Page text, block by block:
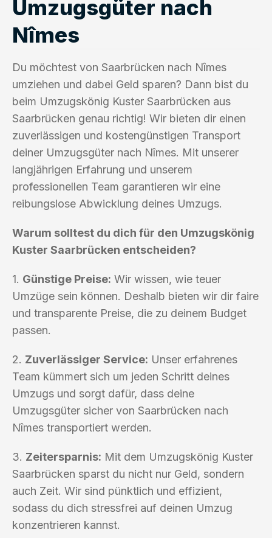
Umzugsgüter nach
Nîmes
Du möchtest von Saarbrücken nach Nîmes
umziehen und dabei Geld sparen? Dann bist du
beim Umzugskönig Kuster Saarbrücken aus
Saarbrücken genau richtig! Wir bieten dir einen
zuverlässigen und kostengünstigen Transport
deiner Umzugsgüter nach Nîmes. Mit unserer
langjährigen Erfahrung und unserem
professionellen Team garantieren wir eine
reibungslose Abwicklung deines Umzugs.
Warum solltest du dich für den Umzugskönig
Kuster Saarbrücken entscheiden?
1. Günstige Preise: Wir wissen, wie teuer
Umzüge sein können. Deshalb bieten wir dir faire
und transparente Preise, die zu deinem Budget
passen.
2. Zuverlässiger Service: Unser erfahrenes
Team kümmert sich um jeden Schritt deines
Umzugs und sorgt dafür, dass deine
Umzugsgüter sicher von Saarbrücken nach
Nîmes transportiert werden.
3. Zeitersparnis: Mit dem Umzugskönig Kuster
Saarbrücken sparst du nicht nur Geld, sondern
auch Zeit. Wir sind pünktlich und effizient,
sodass du dich stressfrei auf deinen Umzug
konzentrieren kannst.